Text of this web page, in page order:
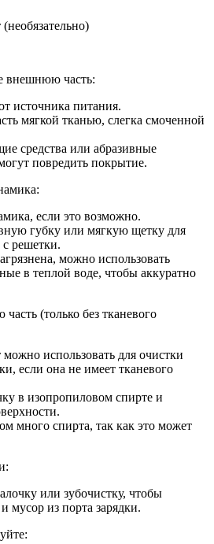
внешнюю часть:
источника питания.
мягкой тканью, слегка смоченной
средства или абразивные
повредить покрытие.
если это возможно.
губку или мягкую щетку для
решетки.
можно использовать
в теплой воде, чтобы аккуратно
(только без тканевого
использовать для очистки
если она не имеет тканевого
в изопропиловом спирте и
много спирта, так как это может
или зубочистку, чтобы
мусор из порта зарядки.